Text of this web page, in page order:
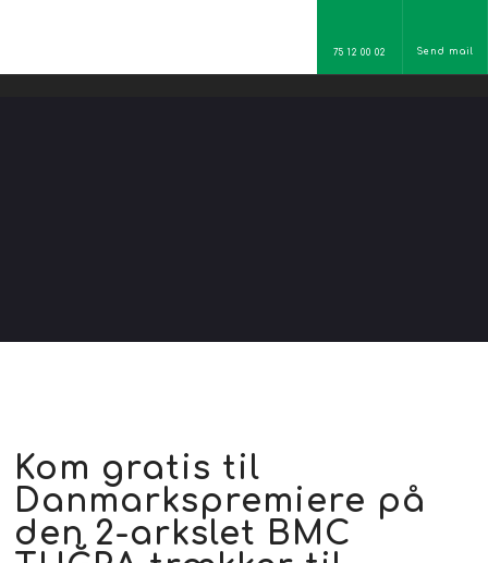
75 12 00 02 Send mail
​Kom gratis til
Danmarkspremiere på
den 2-arkslet BMC